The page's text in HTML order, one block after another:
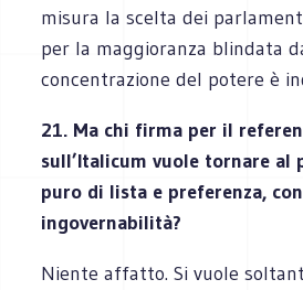
misura la scelta dei
per la maggioranza blindata
concentrazione del potere è
21. Ma chi firma per il
sull’Italicum vuole tornare al
puro di lista e preferenza,
ingovernabilità?
Niente affatto. Si vuole